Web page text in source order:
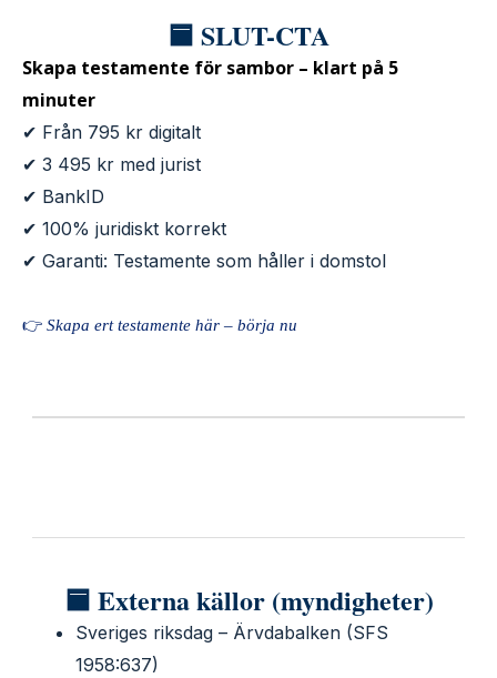
🟦 SLUT-CTA
Skapa testamente för sambor – klart på 5
minuter
✔ Från 795 kr digitalt
✔ 3 495 kr med jurist
✔ BankID
✔ 100% juridiskt korrekt
✔ Garanti: Testamente som håller i domstol
👉 Skapa ert testamente här – börja nu
🟦 Externa källor (myndigheter)
Sveriges riksdag – Ärvdabalken (SFS
1958:637)